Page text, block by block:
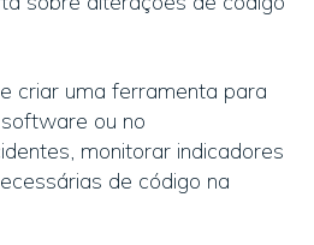
criar uma ferramenta para
ou no
monitorar indicadores
de código na